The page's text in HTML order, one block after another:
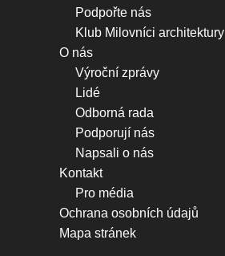
Podpořte nás
Klub Milovníci architektury
O nás
Výroční zprávy
Lidé
Odborná rada
Podporují nás
Napsali o nás
Kontakt
Pro média
Ochrana osobních údajů
Mapa stránek